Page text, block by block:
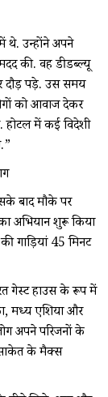
थे. उन्होंने अपने
की. वह डीडब्ल्यू
दौड़ पड़े. उस समय
को आवाज देकर
में कई विदेशी
बाद मौके पर
अभियान शुरू किया
गाड़ियां 45 मिनट
गेस्ट हाउस के रूप में
मध्य एशिया और
अपने परिजनों के
साकेत के मैक्स